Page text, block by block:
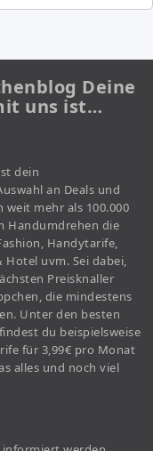
Deine
uns ist…
dein
an Deals und
weit mehr als 100.000
Handumdrehen die
Handytarife,
Hotel uvm. Sei dabei,
Preisknaller
die mindestens
Unter den besten
du beispielsweise
für 3,99€ pro Monat
alles und noch viel